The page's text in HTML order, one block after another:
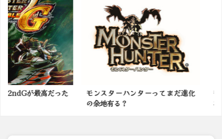
最高だった
モンスターハンターってまだ進化
の余地有る？
モンハン
なモンス